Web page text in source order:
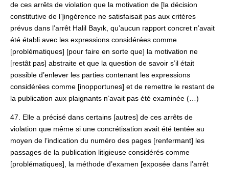
de ces arrêts de violation que la motivation de [la décision
constitutive de l’]ingérence ne satisfaisait pas aux critères
prévus dans l’arrêt Halil Bayık, qu’aucun rapport concret n’avait
été établi avec les expressions considérées comme
[problématiques] [pour faire en sorte que] la motivation ne
[restât pas] abstraite et que la question de savoir s’il était
possible d’enlever les parties contenant les expressions
considérées comme [inopportunes] et de remettre le restant de
la publication aux plaignants n’avait pas été examinée (…)
47. Elle a précisé dans certains [autres] de ces arrêts de
violation que même si une concrétisation avait été tentée au
moyen de l’indication du numéro des pages [renfermant] les
passages de la publication litigieuse considérés comme
[problématiques], la méthode d’examen [exposée dans l’arrêt